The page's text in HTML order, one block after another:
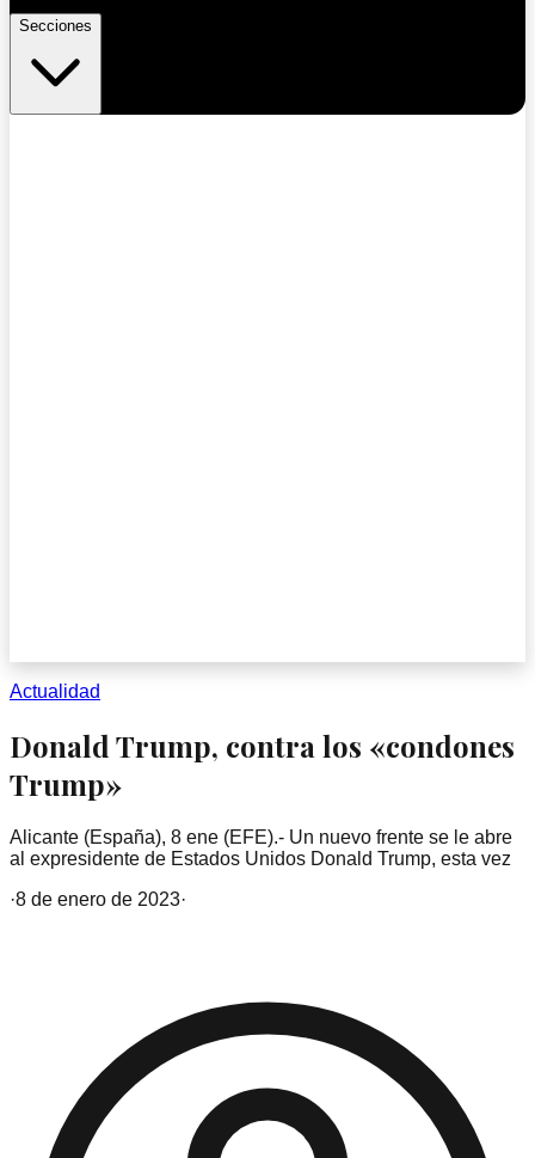
Secciones
Actualidad
Donald Trump, contra los «condones
Trump»
Alicante (España), 8 ene (EFE).- Un nuevo frente se le abre
al expresidente de Estados Unidos Donald Trump, esta vez
·8 de enero de 2023·